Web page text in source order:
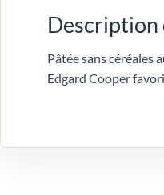
Pâtée sans céréales
Edgard Cooper